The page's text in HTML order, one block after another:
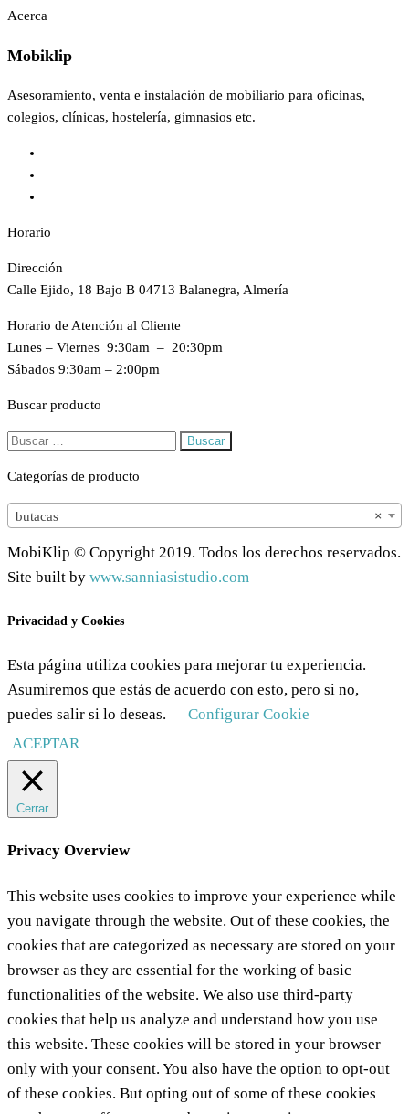
Acerca
Mobiklip
Asesoramiento, venta e instalación de mobiliario para oficinas,
colegios, clínicas, hostelería, gimnasios etc.
Horario
Dirección
Calle Ejido, 18 Bajo B 04713 Balanegra, Almería
Horario de Atención al Cliente
Lunes – Viernes 9:30am – 20:30pm
Sábados 9:30am – 2:00pm
Buscar producto
Buscar:
Categorías de producto
×
butacas
MobiKlip © Copyright 2019. Todos los derechos reservados.
Site built by www.sanniasistudio.com
Privacidad y Cookies
Esta página utiliza cookies para mejorar tu experiencia.
Asumiremos que estás de acuerdo con esto, pero si no,
puedes salir si lo deseas.
Configurar Cookie
ACEPTAR
Cerrar
Privacy Overview
This website uses cookies to improve your experience while
you navigate through the website. Out of these cookies, the
cookies that are categorized as necessary are stored on your
browser as they are essential for the working of basic
functionalities of the website. We also use third-party
cookies that help us analyze and understand how you use
this website. These cookies will be stored in your browser
only with your consent. You also have the option to opt-out
of these cookies. But opting out of some of these cookies